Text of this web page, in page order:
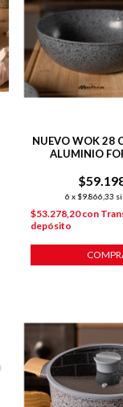
NUEVO WOK 28
ALUMINIO
6 x $9.866,33
$53.278,20con
depósito